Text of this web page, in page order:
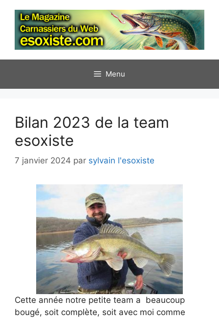
contenu
Menu
Bilan 2023 de la team
esoxiste
7 janvier 2024 par sylvain l'esoxiste
Cette année notre petite team a beaucoup
bougé, soit complète, soit avec moi comme